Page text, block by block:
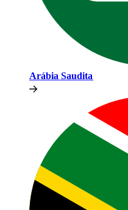
Arábia Saudita​​